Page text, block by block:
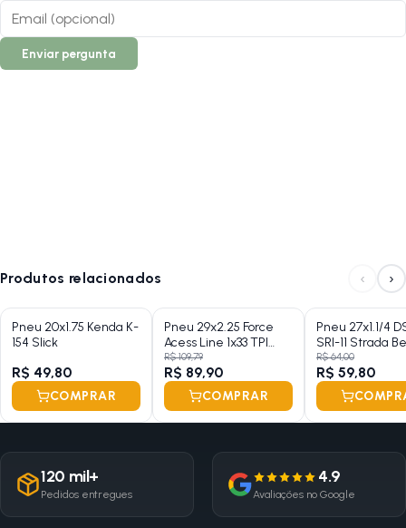
Enviar pergunta
Produtos relacionados ‹ ›
Pneu 20x1.75 Kenda K-
154 Slick
R$ 49,80
COMPRAR
Pneu 29x2.25 Force
Acess Line 1x33 TPI
Michelin Talão Rigido
Preto
R$ 109,79
R$ 89,90
COMPRAR
Pneu 27x1.1/4
SRI-11 Strada
R$ 64,00
R$ 59,80
120 mil+
Pedidos entregues
4.9
Avaliações no Google